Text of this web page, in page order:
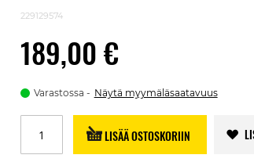
229129574
189,00 €
Varastossa Näytä myymäläsaatavuus
LISÄÄ OSTOSKORIIN